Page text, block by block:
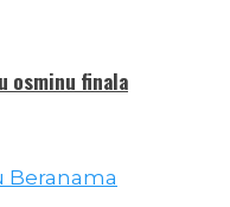
osminu finala